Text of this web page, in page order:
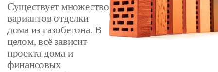
Существует множество
вариантов отделки
дома из газобетона. В
целом, всё зависит
проекта дома и
финансовых